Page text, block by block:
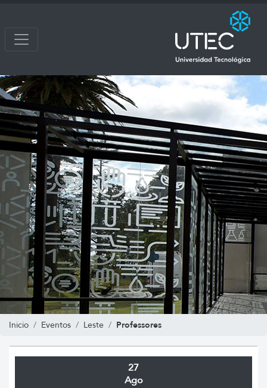
Inicio Eventos Leste Professores
27
Ago